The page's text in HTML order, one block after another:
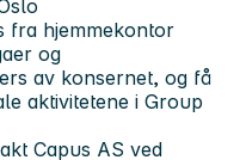
fra hjemmekontor
og
av konsernet, og få
aktivitetene i Group
Capus AS ved